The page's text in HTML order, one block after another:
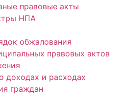
правовые акты
НПА
обжалования
правовых актов
доходах и расходах
граждан